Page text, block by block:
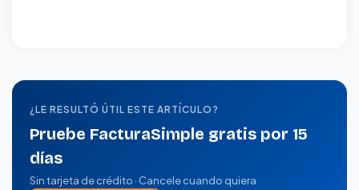
¿LE RESULTÓ ÚTIL ESTE ARTÍCULO?
Pruebe FacturaSimple gratis por 15
días
Sin tarjeta de crédito · Cancele cuando quiera